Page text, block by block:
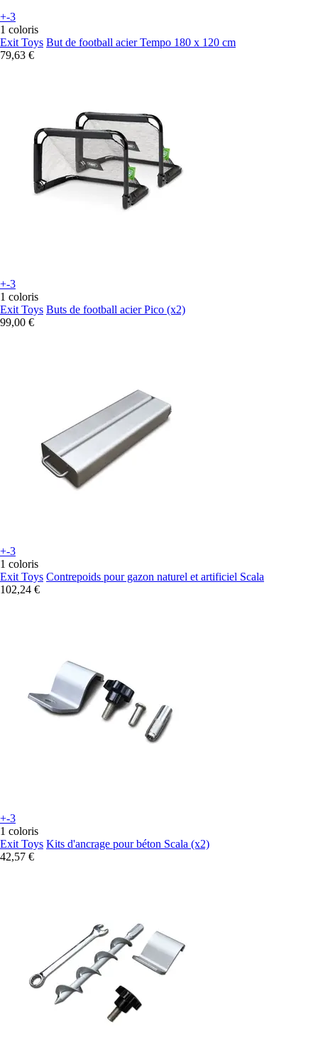
+-3
1 coloris
Exit Toys But de football acier Tempo 180 x 120 cm
79,63 €
+-3
1 coloris
Exit Toys Buts de football acier Pico (x2)
99,00 €
+-3
1 coloris
Exit Toys Contrepoids pour gazon naturel et artificiel Scala
102,24 €
+-3
1 coloris
Exit Toys Kits d'ancrage pour béton Scala (x2)
42,57 €